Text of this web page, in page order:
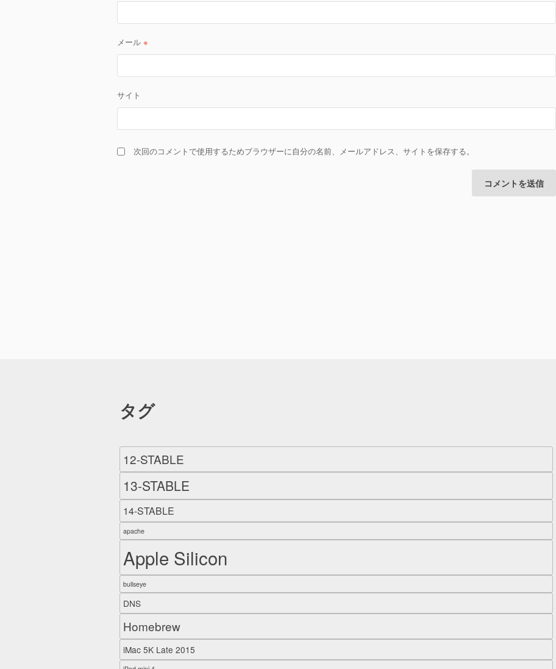
メール ※
サイト
次回のコメントで使用するためブラウザーに自分の名前、メールアドレス、サイトを保存する。
タグ
12-STABLE
13-STABLE
14-STABLE
apache
Apple Silicon
bullseye
DNS
Homebrew
iMac 5K Late 2015